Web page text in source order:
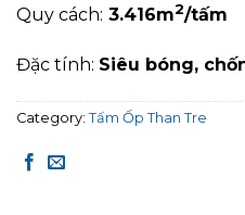
Quy cách: 3.416m2/tấm
Đặc tính: Siêu bóng,
Category: Tấm Ốp Than Tre